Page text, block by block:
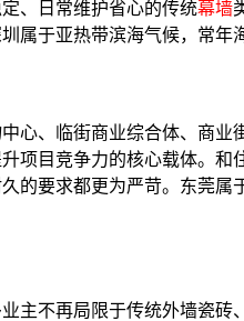
、日常维护省心的传统幕墙
属于亚热带滨海气候，常
心、临街商业综合体、商
项目竞争力的核心载体。和
的要求都更为严苛。东莞
主不再局限于传统外墙瓷砖